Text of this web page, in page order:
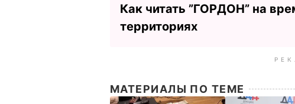
Как читать ”ГОРДОН” на
территориях
МАТЕРИАЛЫ ПО ТЕМЕ